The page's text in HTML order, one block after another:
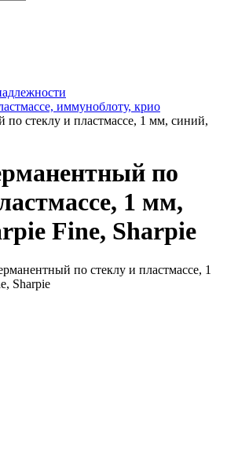
иммуноблоту, крио
стеклу и пластмассе, 1 мм, синий,
по
1 мм,
Fine, Sharpie